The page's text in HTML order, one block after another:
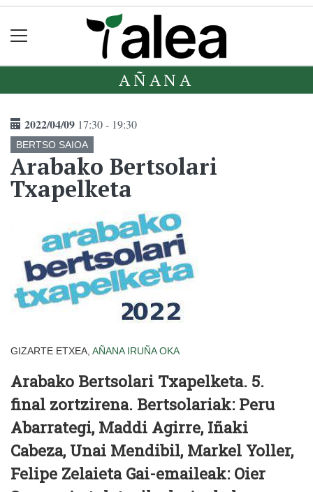
AÑANA
2022/04/09 17:30 - 19:30
BERTSO SAIOA
Arabako Bertsolari
Txapelketa
GIZARTE ETXEA, AÑANA IRUÑA OKA
Arabako Bertsolari Txapelketa. 5.
final zortzirena. Bertsolariak: Peru
Abarrategi, Maddi Agirre, Iñaki
Cabeza, Unai Mendibil, Markel Yoller,
Felipe Zelaieta Gai-emaileak: Oier